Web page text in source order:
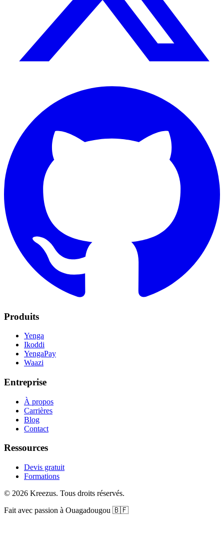
Produits
Yenga
Ikoddi
YengaPay
Waazi
Entreprise
À propos
Carrières
Blog
Contact
Ressources
Devis gratuit
Formations
© 2026 Kreezus. Tous droits réservés.
Fait avec passion à Ouagadougou 🇧🇫